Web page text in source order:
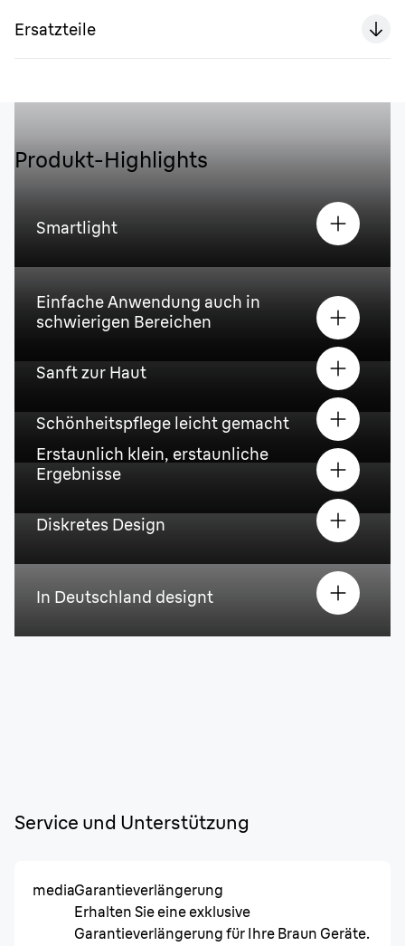
Ersatzteile
Produkt-Highlights
Smartlight
Einfache Anwendung auch in
schwierigen Bereichen
Sanft zur Haut
Schönheitspflege leicht gemacht
Erstaunlich klein, erstaunliche
Ergebnisse
Diskretes Design
In Deutschland designt
Service und Unterstützung
mediaGarantieverlängerung
Erhalten Sie eine exklusive
Garantieverlängerung für Ihre Braun Geräte.